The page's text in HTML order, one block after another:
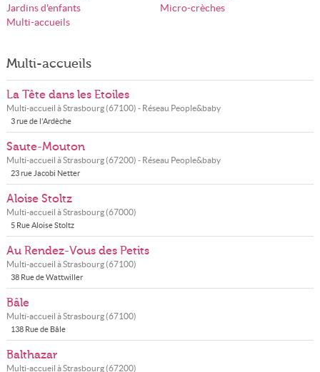
Jardins d'enfants
Micro-crèches
Multi-accueils
Multi-accueils
La Tête dans les Etoiles
Multi-accueil àStrasbourg(67100) - Réseau People&baby
3 rue de l'Ardèche
Saute-Mouton
Multi-accueil àStrasbourg(67200) - Réseau People&baby
23 rue Jacobi Netter
Aloise Stoltz
Multi-accueil àStrasbourg(67000)
5 Rue Aloise Stoltz
Au Rendez-Vous des Petits
Multi-accueil àStrasbourg(67100)
38 Rue de Wattwiller
Bâle
Multi-accueil àStrasbourg(67100)
138 Rue de Bâle
Balthazar
Multi-accueil àStrasbourg(67200)